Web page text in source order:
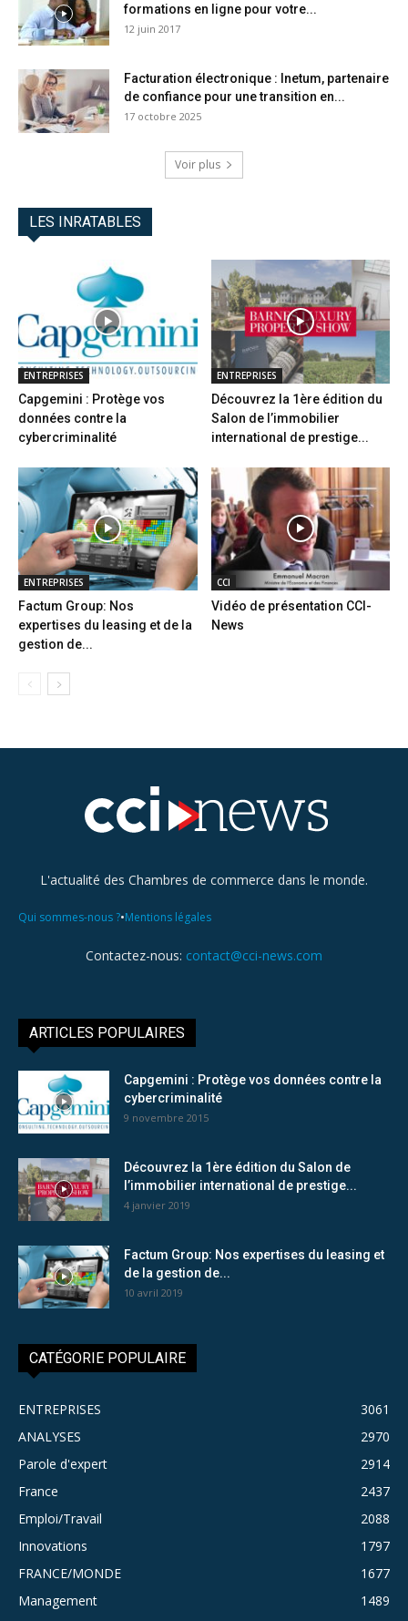
formations en ligne pour votre...
12 juin 2017
Facturation électronique : Inetum, partenaire
de confiance pour une transition en...
17 octobre 2025
Voir plus
LES INRATABLES
ENTREPRISES
Capgemini : Protège vos
données contre la
cybercriminalité
ENTREPRISES
Découvrez la 1ère édition du
Salon de l’immobilier
international de prestige...
ENTREPRISES
Factum Group: Nos
expertises du leasing et de la
gestion de...
CCI
Vidéo de présentation CCI-
News
L'actualité des Chambres de commerce dans le monde.
Qui sommes-nous ?•Mentions légales
Contactez-nous: contact@cci-news.com
ARTICLES POPULAIRES
Capgemini : Protège vos données contre la
cybercriminalité
9 novembre 2015
Découvrez la 1ère édition du Salon de
l’immobilier international de prestige...
4 janvier 2019
Factum Group: Nos expertises du leasing et
de la gestion de...
10 avril 2019
CATÉGORIE POPULAIRE
ENTREPRISES
3061
ANALYSES
2970
Parole d'expert
2914
France
2437
Emploi/Travail
2088
Innovations
1797
FRANCE/MONDE
1677
Management
1489